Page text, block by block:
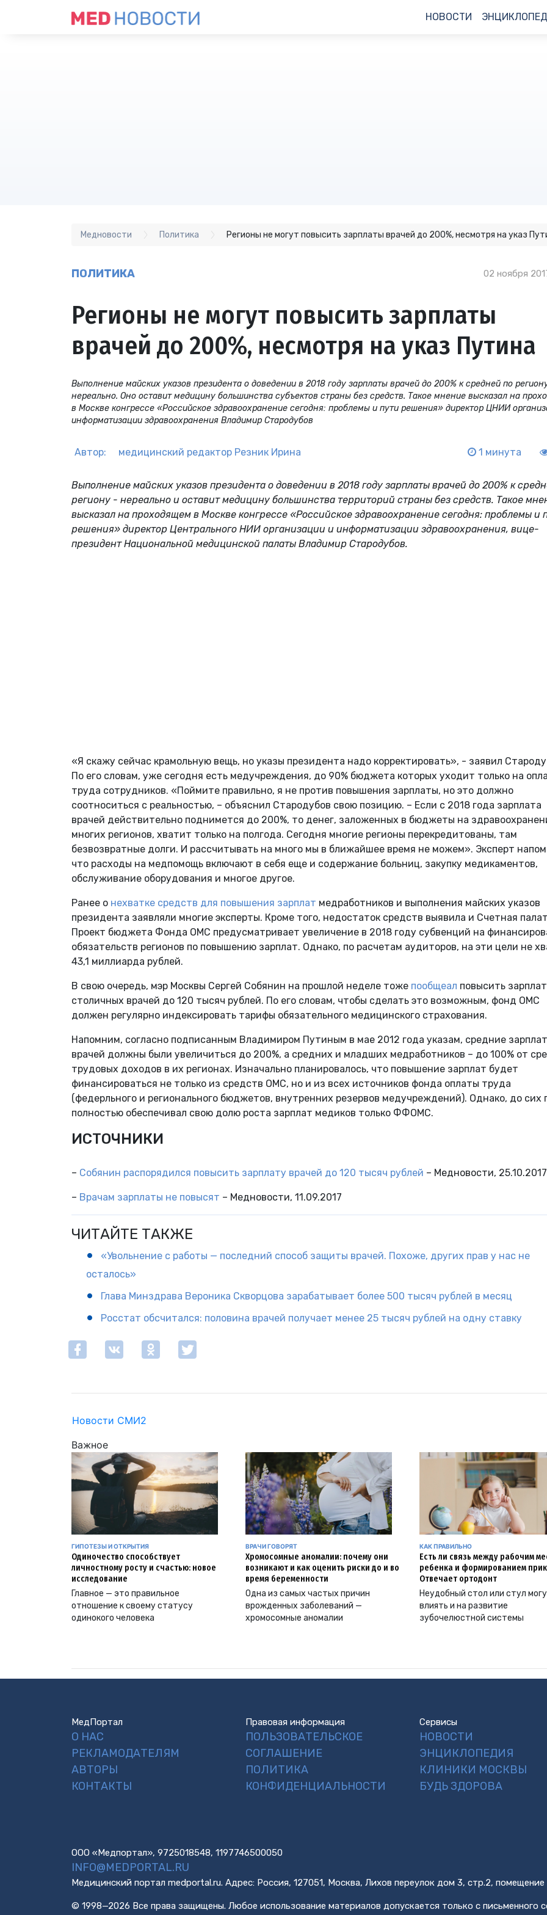
НОВОСТИ
Медновости Политика Регионы не могут повысить зарплаты врачей до 200%, несмотря на указ
ПОЛИТИКА 02 ноября
Регионы не могут повысить зарплаты
врачей до 200%, несмотря на указ Путина
Выполнение майских указов президента о доведении в 2018 году зарплаты врачей до 200% к средней по
нереально. Оно оставит медицину большинства субъектов страны без средств. Такое мнение высказал на
в Москве конгрессе «Российское здравоохранение сегодня: проблемы и пути решения» директор ЦНИИ
информатизации здравоохранения Владимир Стародубов
Автор: медицинский редактор Резник Ирина 1 минута
Выполнение майских указов президента о доведении в 2018 году зарплаты врачей до 200% к
региону - нереально и оставит медицину большинства территорий страны без средств. Такое
высказал на проходящем в Москве конгрессе «Российское здравоохранение сегодня: проблемы и
решения» директор Центрального НИИ организации и информатизации здравоохранения, вице-
президент Национальной медицинской палаты Владимир Стародубов.
«Я скажу сейчас крамольную вещь, но указы президента надо корректировать», - заявил
По его словам, уже сегодня есть медучреждения, до 90% бюджета которых уходит только на
труда сотрудников. «Поймите правильно, я не против повышения зарплаты, но это должно
соотноситься с реальностью, – объяснил Стародубов свою позицию. – Если с 2018 года зарплата
врачей действительно поднимется до 200%, то денег, заложенных в бюджеты на
многих регионов, хватит только на полгода. Сегодня многие регионы перекредитованы, там
безвозвратные долги. И рассчитывать на много мы в ближайшее время не можем». Эксперт
что расходы на медпомощь включают в себя еще и содержание больниц, закупку медикаментов,
обслуживание оборудования и многое другое.
Ранее о нехватке средств для повышения зарплат медработников и выполнения майских указов
президента заявляли многие эксперты. Кроме того, недостаток средств выявила и Счетная
Проект бюджета Фонда ОМС предусматривает увеличение в 2018 году субвенций на
обязательств регионов по повышению зарплат. Однако, по расчетам аудиторов, на эти цели не
43,1 миллиарда рублей.
В свою очередь, мэр Москвы Сергей Собянин на прошлой неделе тоже пообщеал повысить
столичных врачей до 120 тысяч рублей. По его словам, чтобы сделать это возможным, фонд ОМС
должен регулярно индексировать тарифы обязательного медицинского страхования.
Напомним, согласно подписанным Владимиром Путиным в мае 2012 года указам, средние
врачей должны были увеличиться до 200%, а средних и младших медработников – до 100% от
трудовых доходов в их регионах. Изначально планировалось, что повышение зарплат будет
финансироваться не только из средств ОМС, но и из всех источников фонда оплаты труда
(федерльного и регионального бюджетов, внутренних резервов медучреждений). Однако, до сих
полностью обеспечивал свою долю роста зарплат медиков только ФФОМС.
ИСТОЧНИКИ
– Собянин распорядился повысить зарплату врачей до 120 тысяч рублей – Медновости, 25.10.2017
– Врачам зарплаты не повысят – Медновости, 11.09.2017
ЧИТАЙТЕ ТАКЖЕ
«Увольнение с работы — последний способ защиты врачей. Похоже, других прав у нас не
осталось»
Глава Минздрава Вероника Скворцова зарабатывает более 500 тысяч рублей в месяц
Росстат обсчитался: половина врачей получает менее 25 тысяч рублей на одну ставку
Новости СМИ2
Важное
ГИПОТЕЗЫ И ОТКРЫТИЯ
Одиночество способствует
личностному росту и счастью: новое
исследование
Главное — это правильное
отношение к своему статусу
одинокого человека
ВРАЧИ ГОВОРЯТ
Хромосомные аномалии: почему они
возникают и как оценить риски до и во
время беременности
Одна из самых частых причин
врожденных заболеваний —
хромосомные аномалии
КАК ПРАВИЛЬНО
Есть ли связь между рабочим
ребенка и формированием
Отвечает ортодонт
Неудобный стол или стул
влиять и на развитие
зубочелюстной системы
МедПортал
О НАС
РЕКЛАМОДАТЕЛЯМ
АВТОРЫ
КОНТАКТЫ
Правовая информация
ПОЛЬЗОВАТЕЛЬСКОЕ
СОГЛАШЕНИЕ
ПОЛИТИКА
КОНФИДЕНЦИАЛЬНОСТИ
Сервисы
НОВОСТИ
ЭНЦИКЛОПЕДИЯ
КЛИНИКИ МОСКВЫ
БУДЬ ЗДОРОВА
ООО «Медпортал», 9725018548, 1197746500050
INFO@MEDPORTAL.RU
Медицинский портал medportal.ru. Адрес: Россия, 127051, Москва, Лихов переулок дом 3, стр.2, помещение
© 1998—2026 Все права защищены. Любое использование материалов допускается только с письменного